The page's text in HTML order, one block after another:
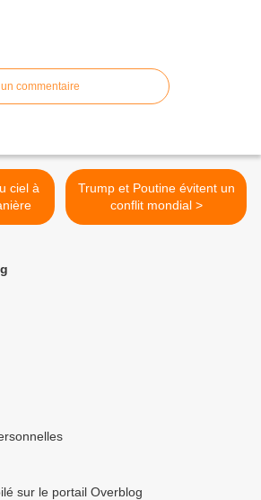
commentaire
Trump et Poutine évitent un
conflit mondial >
sur le portail Overblog